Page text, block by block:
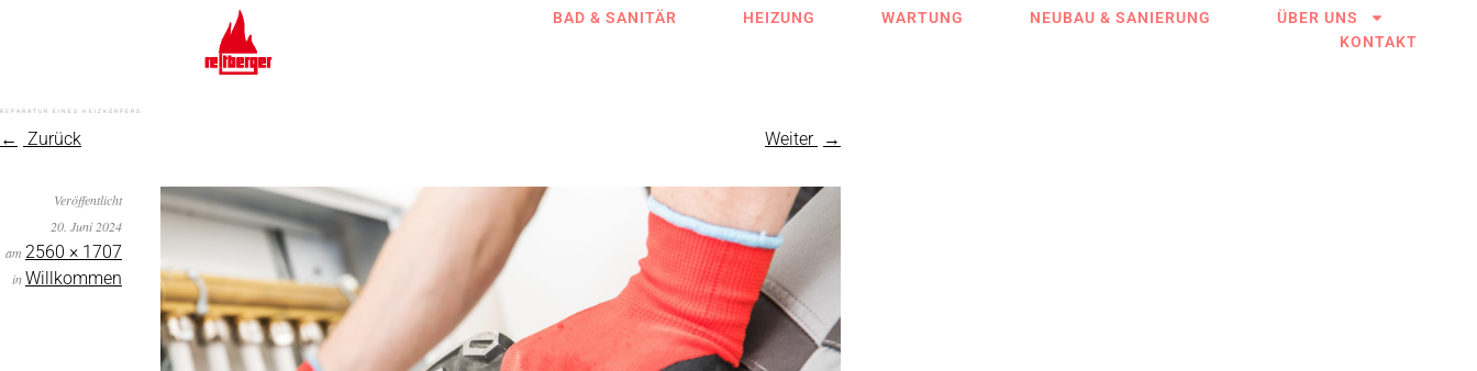
BAD & SANITÄR HEIZUNG WARTUNG NEUBAU & SANIERUNG
ÜBER UNS
KONTAKT
REPARATUR EINES HEIZKÖRPERS
Zurück Weiter
Veröffentlicht
20. Juni 2024
am 2560 × 1707
inWillkommen